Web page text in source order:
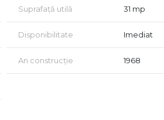
Suprafață utilă 31 mp
Disponibilitate Imediat
An construcție 1968